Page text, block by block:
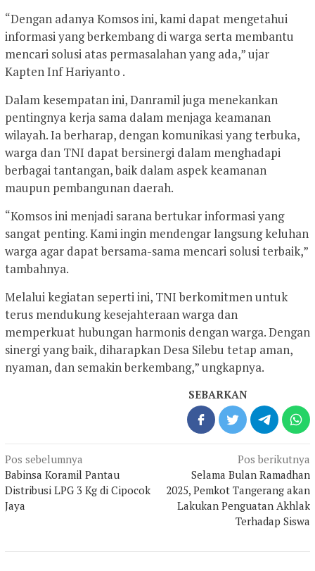
“Dengan adanya Komsos ini, kami dapat mengetahui
informasi yang berkembang di warga serta membantu
mencari solusi atas permasalahan yang ada,” ujar
Kapten Inf Hariyanto .
Dalam kesempatan ini, Danramil juga menekankan
pentingnya kerja sama dalam menjaga keamanan
wilayah. Ia berharap, dengan komunikasi yang terbuka,
warga dan TNI dapat bersinergi dalam menghadapi
berbagai tantangan, baik dalam aspek keamanan
maupun pembangunan daerah.
“Komsos ini menjadi sarana bertukar informasi yang
sangat penting. Kami ingin mendengar langsung keluhan
warga agar dapat bersama-sama mencari solusi terbaik,”
tambahnya.
Melalui kegiatan seperti ini, TNI berkomitmen untuk
terus mendukung kesejahteraan warga dan
memperkuat hubungan harmonis dengan warga. Dengan
sinergi yang baik, diharapkan Desa Silebu tetap aman,
nyaman, dan semakin berkembang,” ungkapnya.
SEBARKAN
Navigasi
pos
Pos sebelumnya
Babinsa Koramil Pantau
Distribusi LPG 3 Kg di Cipocok
Jaya
Pos berikutnya
Selama Bulan Ramadhan
2025, Pemkot Tangerang akan
Lakukan Penguatan Akhlak
Terhadap Siswa